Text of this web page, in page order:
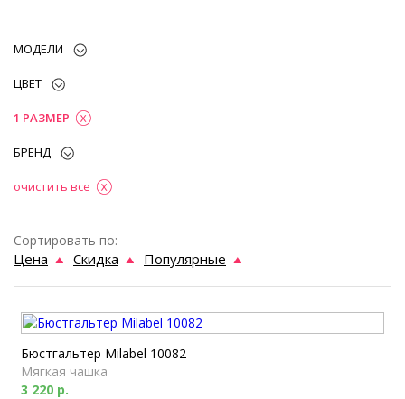
МОДЕЛИ
ЦВЕТ
1 РАЗМЕР
БРЕНД
очистить все
Сортировать по:
Цена Скидка Популярные
Бюстгальтер Milabel 10082
Мягкая чашка
3 220 р.